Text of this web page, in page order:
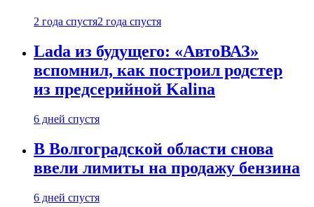
2 года спустя2 года спустя
Lada из будущего: «АвтоВАЗ»
вспомнил, как построил родстер
из предсерийной Kalina
6 дней спустя
В Волгоградской области снова
ввели лимиты на продажу бензина
6 дней спустя